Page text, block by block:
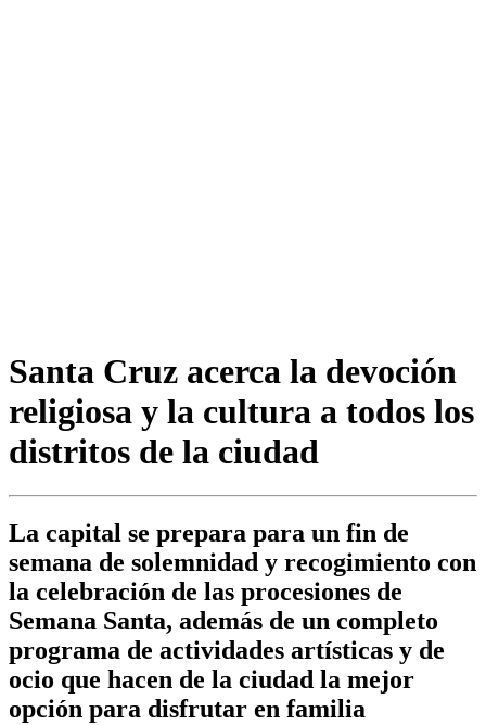
Santa Cruz acerca la devoción
religiosa y la cultura a todos los
distritos de la ciudad
La capital se prepara para un fin de
semana de solemnidad y recogimiento con
la celebración de las procesiones de
Semana Santa, además de un completo
programa de actividades artísticas y de
ocio que hacen de la ciudad la mejor
opción para disfrutar en familia